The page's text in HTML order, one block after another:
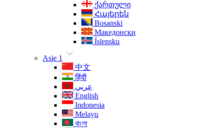
ქართული
Հայերեն
Bosanski
Македонски
Íslensku
Asie 1
中文
हिंदी
عربي
English
Indonesia
Melayu
বাংলা